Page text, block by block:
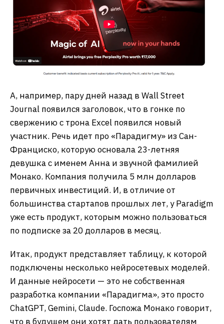
А, например, пару дней назад в Wall Street
Journal появился заголовок, что в гонке по
свержению с трона Excel появился новый
участник. Речь идет про «Парадигму» из Сан-
Франциско, которую основала 23-летняя
девушка с именем Анна и звучной фамилией
Монако. Компания получила 5 млн долларов
первичных инвестиций. И, в отличие от
большинства стартапов прошлых лет, у Paradigm
уже есть продукт, которым можно пользоваться
по подписке за 20 долларов в месяц.
Итак, продукт представляет таблицу, к которой
подключены несколько нейросетевых моделей.
И данные нейросети — это не собственная
разработка компании «Парадигма», это просто
ChatGPT, Gemini, Claude. Госпожа Монако говорит,
что в будущем они хотят дать пользователям